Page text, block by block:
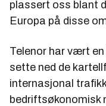
plassert oss blant
Europa på disse
Telenor har vært
sette ned de
internasjonal
bedriftsøkonomisk